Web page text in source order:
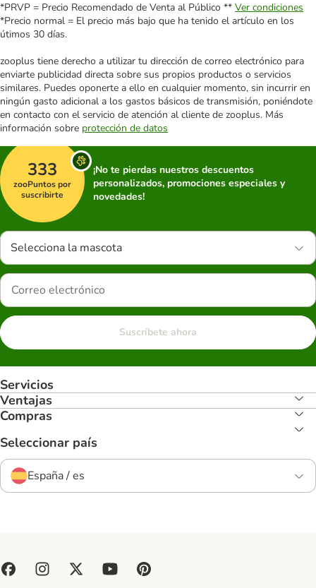
*PRVP = Precio Recomendado de Venta al Público ** Ver condiciones
*Precio normal = El precio más bajo que ha tenido el artículo en los
útimos 30 días.
zooplus tiene derecho a utilizar tu dirección de correo electrónico para
enviarte publicidad directa sobre sus propios productos o servicios
similares. Puedes oponerte a ello en cualquier momento, sin incurrir en
ningún gasto adicional a los gastos básicos de transmisión, poniéndote
en contacto con el servicio de atención al cliente de zooplus. Más
información sobre protección de datos
333
zooPuntos por
suscribirte
¡No te pierdas nuestros descuentos
personalizados, promociones especiales y
novedades!
Selecciona la mascota
Suscríbete ahora
Servicios
Ventajas
Compras
Seleccionar país
España / es